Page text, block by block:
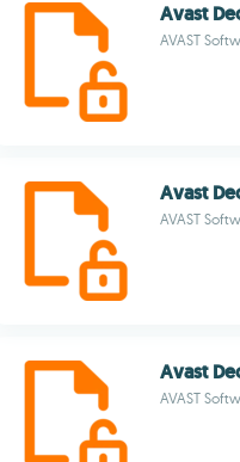
Avast
AVAST
Avast
AVAST
Avast
AVAST